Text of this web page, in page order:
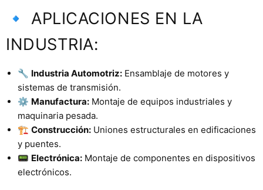
🔹 APLICACIONES EN LA
INDUSTRIA:
🔧 Industria Automotriz: Ensamblaje de motores y
sistemas de transmisión.
⚙️ Manufactura: Montaje de equipos industriales y
maquinaria pesada.
🏗️ Construcción: Uniones estructurales en edificaciones
y puentes.
📟 Electrónica: Montaje de componentes en dispositivos
electrónicos.